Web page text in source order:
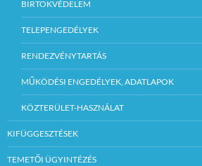
BIRTOKVÉDELEM
TELEPENGEDÉLYEK
RENDEZVÉNYTARTÁS
MŰKÖDÉSI ENGEDÉLYEK, ADATLAPOK
KÖZTERÜLET-HASZNÁLAT
KIFÜGGESZTÉSEK
TEMETŐI ÜGYINTÉZÉS